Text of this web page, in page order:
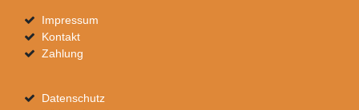
Impressum
Kontakt
Zahlung
Datenschutz